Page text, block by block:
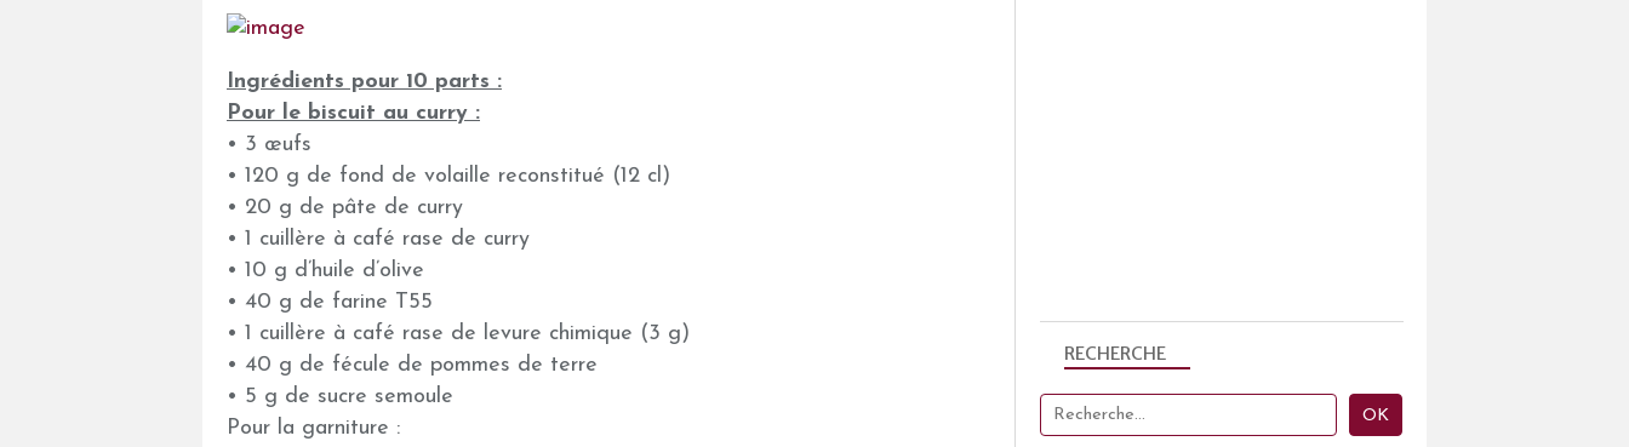
Ingrédients pour 10 parts :
Pour le biscuit au curry :
• 3 œufs
• 120 g de fond de volaille reconstitué (12 cl)
• 20 g de pâte de curry
• 1 cuillère à café rase de curry
• 10 g d’huile d’olive
• 40 g de farine T55
• 1 cuillère à café rase de levure chimique (3 g)
• 40 g de fécule de pommes de terre
• 5 g de sucre semoule
Pour la garniture :
RECHERCHE